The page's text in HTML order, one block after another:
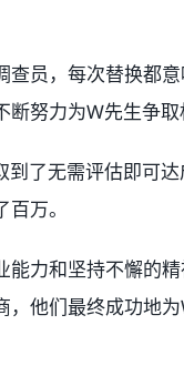
员，每次替换都
努力为W先生争取
了无需评估即可
万。
力和坚持不懈的
他们最终成功地